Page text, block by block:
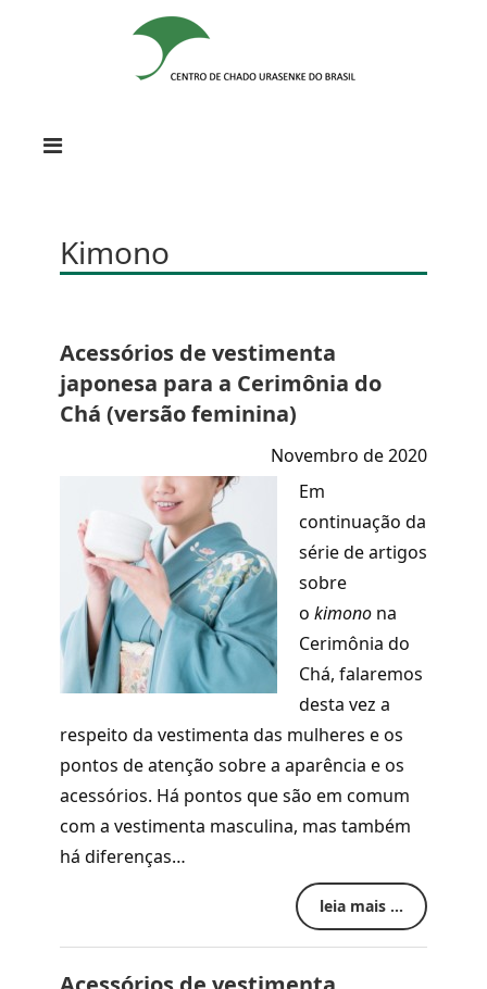
Kimono
Acessórios de vestimenta
japonesa para a Cerimônia do
Chá (versão feminina)
Novembro de 2020
Em
continuação da
série de artigos
sobre
o kimono na
Cerimônia do
Chá, falaremos
desta vez a
respeito da vestimenta das mulheres e os
pontos de atenção sobre a aparência e os
acessórios. Há pontos que são em comum
com a vestimenta masculina, mas também
há diferenças…
leia mais ...